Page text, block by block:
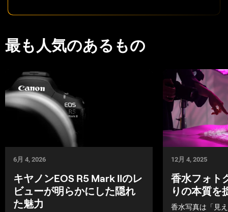
最も人気のあるもの
6月 4, 2026
キヤノンEOS R5 Mark IIのレ
ビューが明らかにした隠れ
た魅力
12月 4, 2025
香水フォト
りの本質を
香水写真は「見